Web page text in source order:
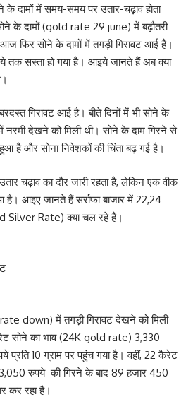
के दामों में समय­-समय पर उतार-चढ़ाव होता
के दामों (gold rate 29 june) में बढ़ौतरी
फिर सोने के दामों में तगड़ी गिरावट आई है।
तक सस्ता हो गया है। आइये जानते हैं अब क्या
गिरावट आई है। बीते दिनों में भी सोने के
देखने को मिली थी। सोने के दाम गिरने से
है और सोना निवेशकों की चिंता बढ़ गई है।
चढ़ाव का दौर जारी रहता है, लेकिन एक वीक
आइए जानते हैं सर्राफा बाजार में 22,24
Silver Rate) क्या चल रहे हैं।
down) में तगड़ी गिरावट देखने को मिली
सोने का भाव (24K gold rate) 3,330
प्रति 10 ग्राम पर पहुंच गया है। वहीं, 22 कैरेट
रुपये की गिरने के बाद 89 हजार 450
कर रहा है।